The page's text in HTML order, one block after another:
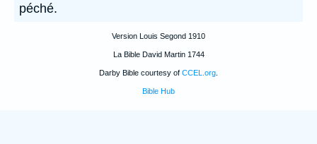
péché.
Version Louis Segond 1910
La Bible David Martin 1744
Darby Bible courtesy of CCEL.org
Bible Hub